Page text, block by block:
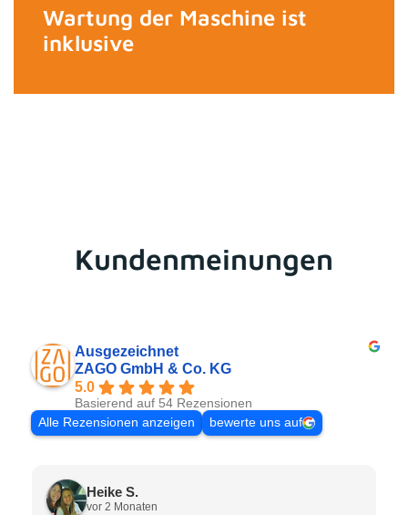
Wartung der Maschine ist
inklusive
Kundenmeinungen
Ausgezeichnet
ZAGO GmbH & Co. KG
5.0
Basierend auf 54 Rezensionen
Alle Rezensionen anzeigen
bewerte uns auf
Heike S.
vor 2 Monaten